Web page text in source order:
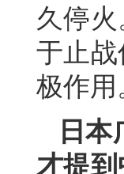
久停
于止
极作用
日
才提